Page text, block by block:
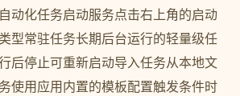
动化任务启动服务点击右上角的启动
型常驻任务长期后台运行的轻量级任
后停止可重新启动导入任务从本地文
使用应用内置的模板配置触发条件时